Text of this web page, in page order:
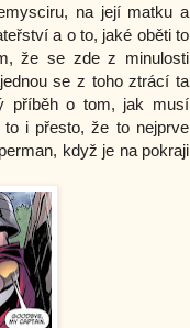
na její matku a
a o to, jaké oběti to
že se zde z minulosti
se z toho ztrácí ta
příběh o tom, jak musí
i přesto, že to nejprve
když je na pokraji